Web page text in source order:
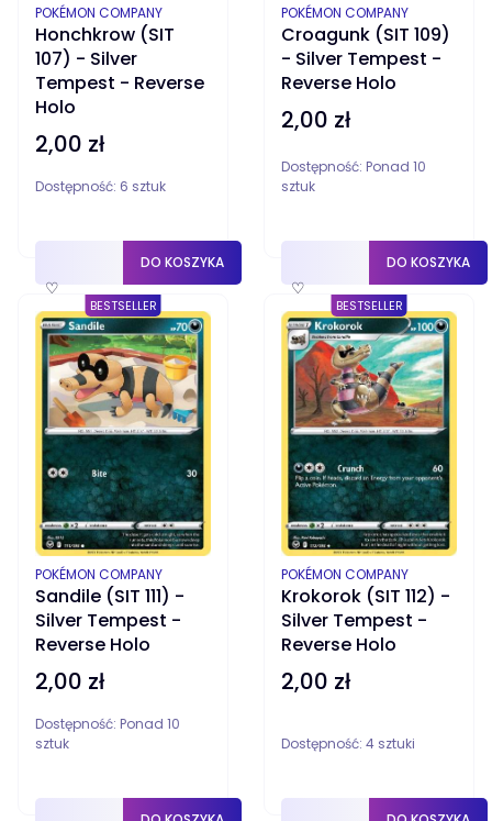
Honchkrow (SIT
107) - Silver
Tempest - Reverse
Holo
PRODUCENT
POKÉMON COMPANY
Cena
2,00 zł
Dostępność: 6 sztuk
♡
DO KOSZYKA
Croagunk (SIT 109)
- Silver Tempest -
Reverse Holo
PRODUCENT
POKÉMON COMPANY
Cena
2,00 zł
Dostępność: Ponad 10
sztuk
♡
DO KOSZYKA
BESTSELLER
Sandile (SIT 111) -
Silver Tempest -
Reverse Holo
PRODUCENT
POKÉMON COMPANY
Cena
2,00 zł
Dostępność: Ponad 10
sztuk
BESTSELLER
Krokorok (SIT 112) -
Silver Tempest -
Reverse Holo
PRODUCENT
POKÉMON COMPANY
Cena
2,00 zł
Dostępność: 4 sztuki